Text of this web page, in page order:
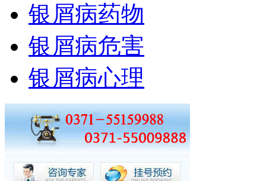
银屑病药物
银屑病危害
银屑病心理